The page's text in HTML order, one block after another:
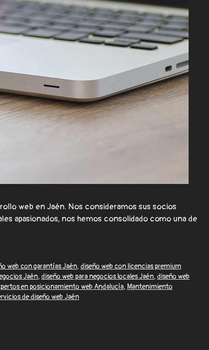
web en Jaén. Nos consideramos sus socios
apasionados, nos hemos consolidado como una de
web con garantías Jaén,diseño web con licencias premium
Jaén, diseño web para negocios locales Jaén, diseño web
en posicionamiento web Andalucía, Mantenimiento
de diseño web Jaén